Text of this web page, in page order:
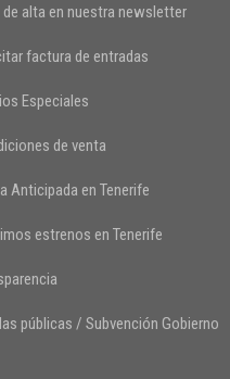
de alta en nuestra newsletter
factura de entradas
Especiales
de venta
Anticipada en Tenerife
estrenos en Tenerife
públicas / Subvención Gobierno